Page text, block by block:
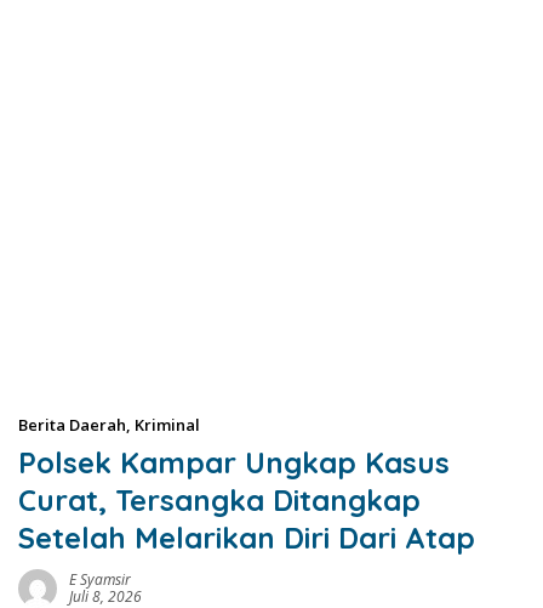
Berita Daerah, Kriminal
Polsek Kampar Ungkap Kasus
Curat, Tersangka Ditangkap
Setelah Melarikan Diri Dari Atap
E Syamsir
Juli 8, 2026